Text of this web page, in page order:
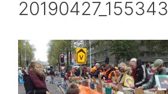
20190427_155343